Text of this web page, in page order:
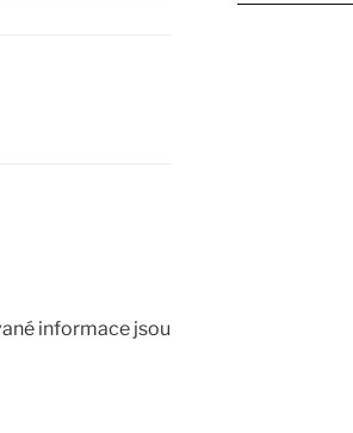
informace jsou